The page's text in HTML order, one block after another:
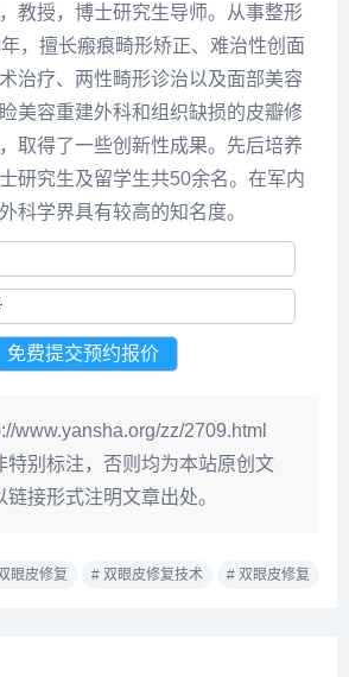
教授，博士研究生导师。从事整形
，擅长瘢痕畸形矫正、难治性创面
治疗、两性畸形诊治以及面部美容
美容重建外科和组织缺损的皮瓣修
取得了一些创新性成果。先后培养
研究生及留学生共50余名。在军内
科学界具有较高的知名度。
www.yansha.org/zz/2709.html
特别标注，否则均为本站原创文
接形式注明文章出处。
眼皮修复 # 双眼皮修复技术 # 双眼皮修复